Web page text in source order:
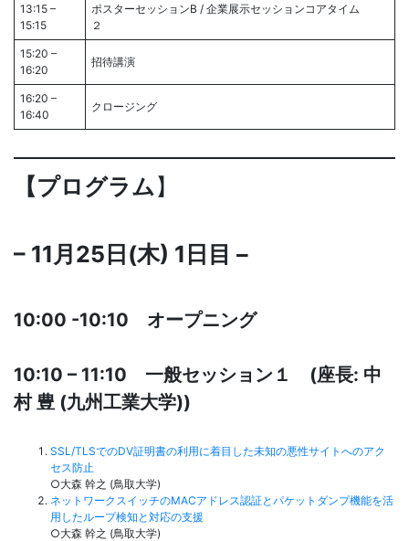
13:15 –
15:15
ポスターセッションB / 企業展示セッションコアタイム
２
15:20 –
16:20
招待講演
16:20 –
16:40
クロージング
【プログラム】
– 11月25日(木) 1日目 –
10:00 -10:10 オープニング
10:10 – 11:10 一般セッション１ (座長: 中
村 豊 (九州工業大学))
SSL/TLSでのDV証明書の利用に着目した未知の悪性サイトへのアク
セス防止
○大森 幹之 (鳥取大学)
ネットワークスイッチのMACアドレス認証とパケットダンプ機能を活
用したループ検知と対応の支援
○大森 幹之 (鳥取大学)